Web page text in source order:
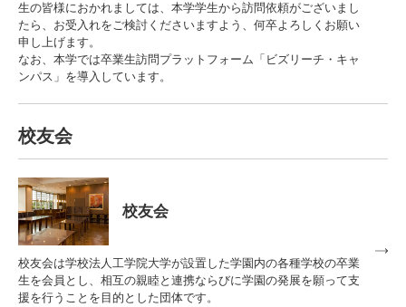
生の皆様におかれましては、本学学生から訪問依頼がございまし
たら、お受入れをご検討くださいますよう、何卒よろしくお願い
申し上げます。
なお、本学では卒業生訪問プラットフォーム「ビズリーチ・キャ
ンパス」を導入しています。
校友会
校友会
校友会は学校法人工学院大学が設置した学園内の各種学校の卒業
生を会員とし、相互の親睦と連携ならびに学園の発展を願って支
援を行うことを目的とした団体です。